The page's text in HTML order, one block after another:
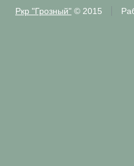
Ркр "Грозный"© 2015